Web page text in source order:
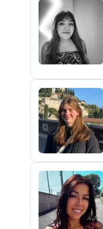
E
Z
M